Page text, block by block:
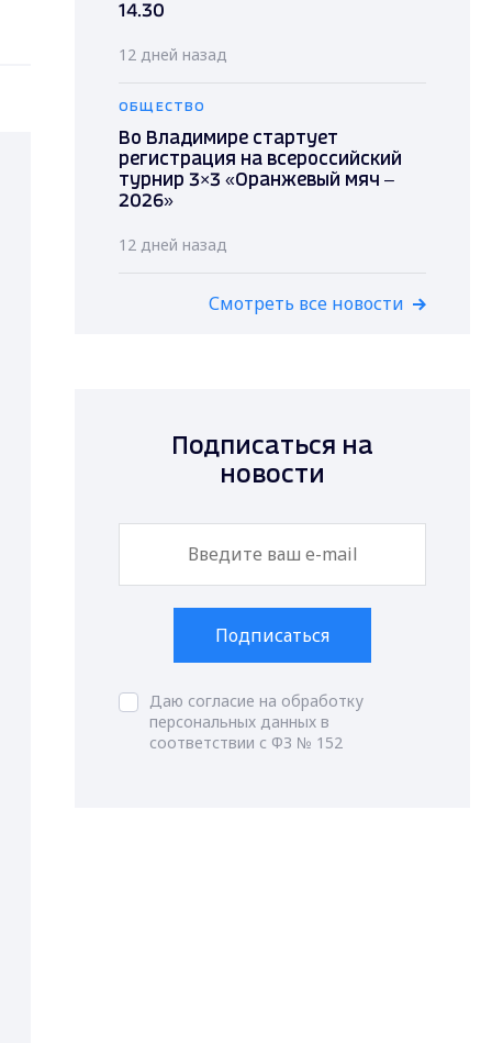
14.30
12 дней назад
ОБЩЕСТВО
Во Владимире стартует
регистрация на всероссийский
турнир 3×3 «Оранжевый мяч –
2026»
12 дней назад
Смотреть все новости
Подписаться на
новости
Подписаться
Даю согласие на обработку
персональных данных в
соответствии с ФЗ № 152